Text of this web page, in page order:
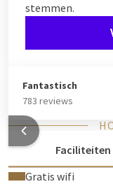
stemmen.
Fantastisch
783 reviews
Faciliteiten
Gratis wifi